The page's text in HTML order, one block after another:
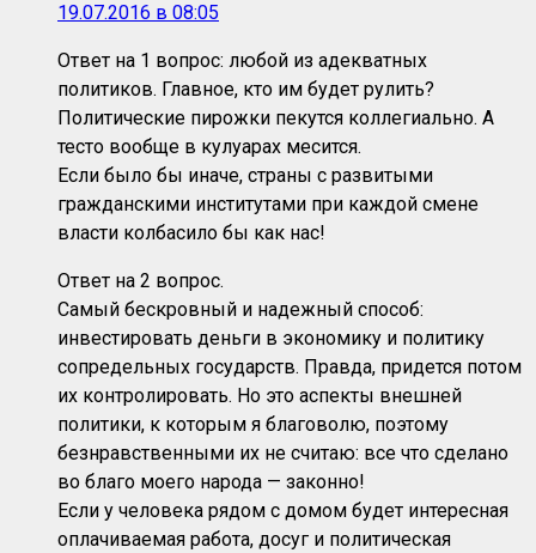
19.07.2016 в 08:05
Ответ на 1 вопрос: любой из адекватных
политиков. Главное, кто им будет рулить?
Политические пирожки пекутся коллегиально. А
тесто вообще в кулуарах месится.
Если было бы иначе, страны с развитыми
гражданскими институтами при каждой смене
власти колбасило бы как нас!
Ответ на 2 вопрос.
Самый бескровный и надежный способ:
инвестировать деньги в экономику и политику
сопредельных государств. Правда, придется потом
их контролировать. Но это аспекты внешней
политики, к которым я благоволю, поэтому
безнравственными их не считаю: все что сделано
во благо моего народа — законно!
Если у человека рядом с домом будет интересная
оплачиваемая работа, досуг и политическая